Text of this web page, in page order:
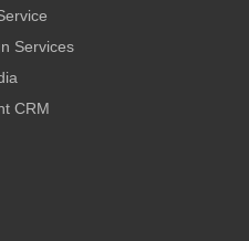
Services
CRM